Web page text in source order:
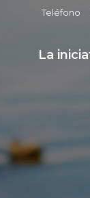
Teléfono
La